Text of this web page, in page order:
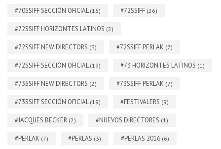
#70SSIFF SECCIÓN OFICIAL(16) #72SSIFF (26)
#72SSIFF HORIZONTES LATINOS (2)
#72SSIFF NEW DIRECTORS (3) #72SSIFF PERLAK (7)
#72SSIFF SECCIÓN OFICIAL(19) #73 HORIZONTES LATINOS (1)
#73SSIFF NEW DIRECTORS (2) #73SSIFF PERLAK (7)
#73SSIFF SECCIÓN OFICIAL(19) #FESTIVALERS (9)
#JACQUES BECKER (2) #NUEVOS DIRECTORES (1)
#PERLAK (7) #PERLAS (3) #PERLAS 2016 (6)